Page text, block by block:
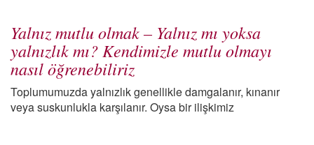
Yalnız mutlu olmak – Yalnız mı yoksa
yalnızlık mı? Kendimizle mutlu olmayı
nasıl öğrenebiliriz
Toplumumuzda yalnızlık genellikle damgalanır, kınanır
veya suskunlukla karşılanır. Oysa bir ilişkimiz